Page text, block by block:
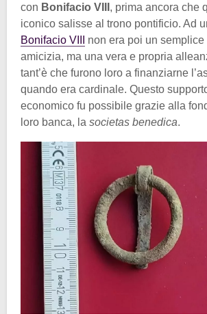
con Bonifacio VIII , prima ancora che
iconico salisse al trono pontificio. Ad
Bonifacio VIII
non era poi un semplice
amicizia, ma una vera e propria
tant’è che furono loro a finanziarne
quando era cardinale. Questo
economico fu possibile grazie alla
loro banca, la societas benedica.